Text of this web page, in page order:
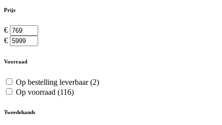
Prijs
€
€
Voorraad
Op bestelling leverbaar(2)
Op voorraad (116)
Tweedehands